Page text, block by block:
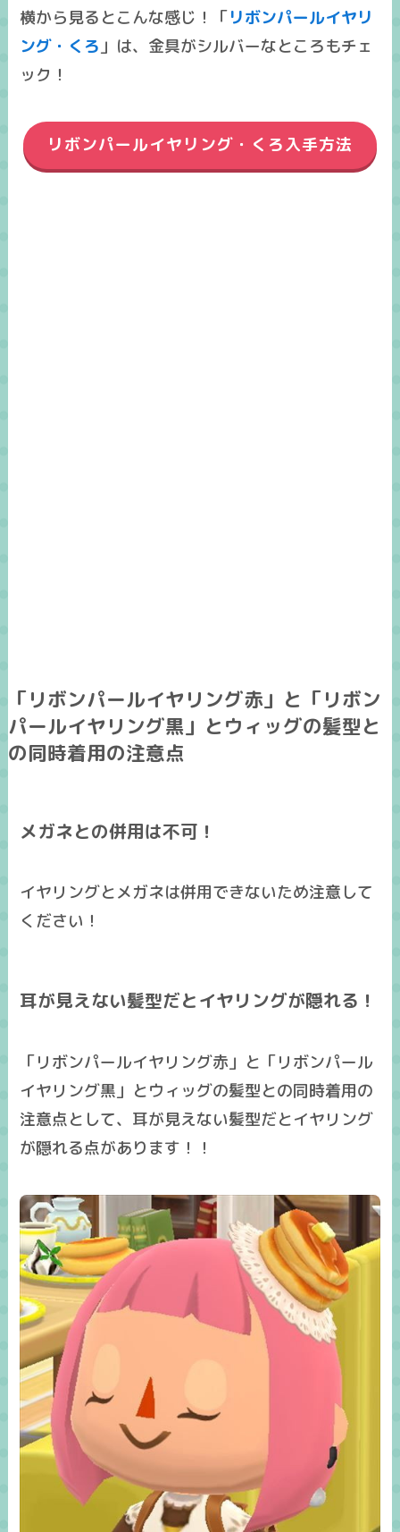
横から見るとこんな感じ！「リボンパールイヤリ
ング・くろ」は、 金具がシルバーなところもチェ
ック！
リボンパールイヤリング・くろ入手方法
「リボンパールイヤリング赤」と「リボン
パールイヤリング黒」とウィッグの髪型と
の同時着用の注意点
メガネとの併用は不可！
イヤリングとメガネは併用できないため注意して
ください！
耳が見えない髪型だとイヤリングが隠れる！
「リボンパールイヤリング赤」と「リボンパール
イヤリング黒」とウィッグの髪型との同時着用の
注意点として、 耳が見えない髪型だとイヤリング
が隠れる点があります！！